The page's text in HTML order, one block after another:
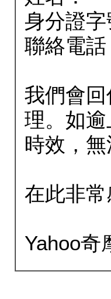
身分證字
聯絡電話
我們會
理。如
時效，無
在此非
Yahoo